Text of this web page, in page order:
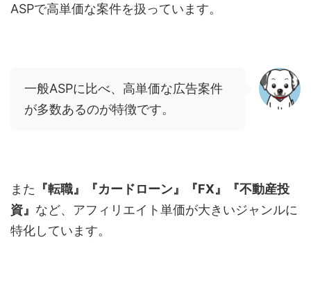
ASPで高単価な案件を扱っています。
一般ASPに比べ、高単価な広告案件
が多数あるのが特徴です。
また 『転職』『カードローン』『FX』『不動産投
資』 など、アフィリエイト単価が大きいジャンルに
特化しています。